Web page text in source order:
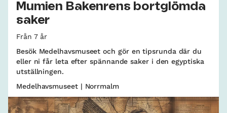
Mumien Bakenrens bortglömda
saker
Från 7 år
Besök Medelhavsmuseet och gör en tipsrunda där du
eller ni får leta efter spännande saker i den egyptiska
utställningen.
Medelhavsmuseet | Norrmalm